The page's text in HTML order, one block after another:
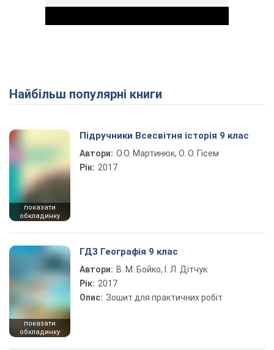
Play Video
Найбільш популярні книги
показати
обкладинку
Підручники Всесвітня історія 9 клас
Автори: О.О. Мартинюк, О. О. Гісем
Рік: 2017
показати
обкладинку
ГДЗ Географія 9 клас
Автори: В. М. Бойко, І. Л. Дітчук
Рік: 2017
Опис: Зошит для практичних робіт